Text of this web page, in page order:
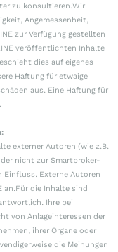
zu konsultieren.Wir
Angemessenheit,
zur Verfügung gestellten
veröffentlichten Inhalte
dies auf eigenes
Haftung für etwaige
aus. Eine Haftung für
externer Autoren (wie z.B.
nicht zur Smartbroker-
Einfluss. Externe Autoren
an.Für die Inhalte sind
Ihre bei
von Anlageinteressen der
ihrer Organe oder
die Meinungen